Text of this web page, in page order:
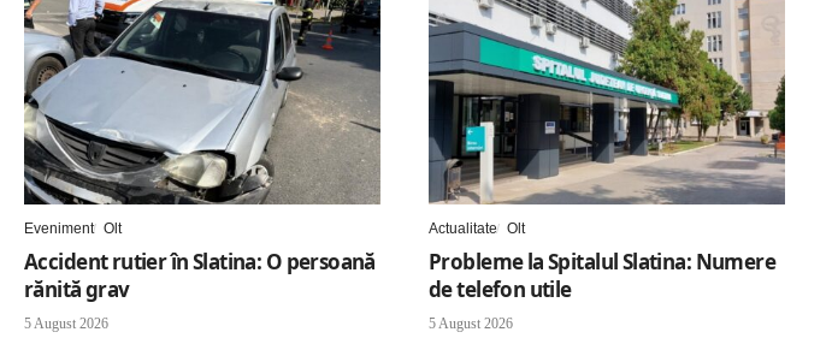
Eveniment Olt
Accident rutier în Slatina: O persoană
rănită grav
5 August 2026
Actualitate Olt
Probleme la Spitalul Slatina: Numere
de telefon utile
5 August 2026